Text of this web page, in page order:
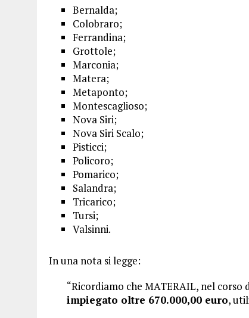
Bernalda;
Colobraro;
Ferrandina;
Grottole;
Marconia;
Matera;
Metaponto;
Montescaglioso;
Nova Siri;
Nova Siri Scalo;
Pisticci;
Policoro;
Pomarico;
Salandra;
Tricarico;
Tursi;
Valsinni.
In una nota si legge:
“Ricordiamo che MATERAIL, nel corso
impiegato oltre 670.000,00 euro,